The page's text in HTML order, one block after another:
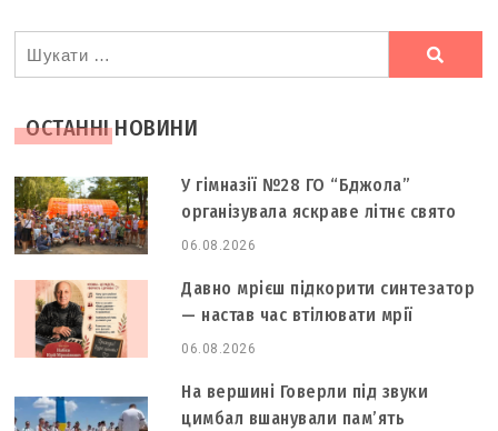
Ви
шукали
ОСТАННІ НОВИНИ
У гімназії №28 ГО “Бджола”
організувала яскраве літнє свято
06.08.2026
Давно мрієш підкорити синтезатор
— настав час втілювати мрії
06.08.2026
На вершині Говерли під звуки
цимбал вшанували пам’ять